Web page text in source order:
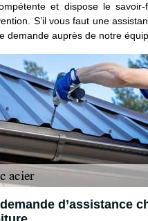
et dispose le
S’il vous faut une
demande auprès de notre
d’assistance